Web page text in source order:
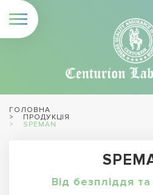
ГОЛОВНА
ПРОДУКЦІЯ
SPEMAN
Від безпліддя